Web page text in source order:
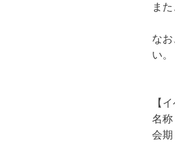
ま
な
い。
【
名
会